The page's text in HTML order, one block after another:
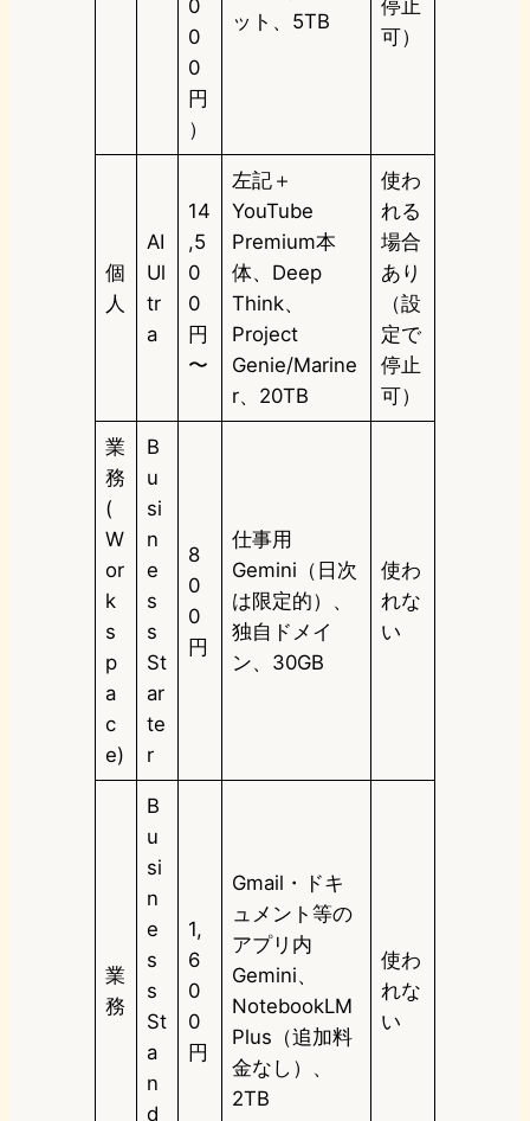
0
0
0
円
）
ット、5TB
停止
可）
個
人
AI
Ul
tr
a
14
,5
0
0
円
〜
左記＋
YouTube
Premium本
体、Deep
Think、
Project
Genie/Marine
r、20TB
使わ
れる
場合
あり
（設
定で
停止
可）
業
務
(
W
or
k
s
p
a
c
e)
B
u
si
n
e
s
s
St
ar
te
r
8
0
0
円
仕事用
Gemini（日次
は限定的）、
独自ドメイ
ン、30GB
使わ
れな
い
業
務
B
u
si
n
e
s
s
St
a
n
d
1,
6
0
0
円
Gmail・ドキ
ュメント等の
アプリ内
Gemini、
NotebookLM
Plus（追加料
金なし）、
2TB
使わ
れな
い